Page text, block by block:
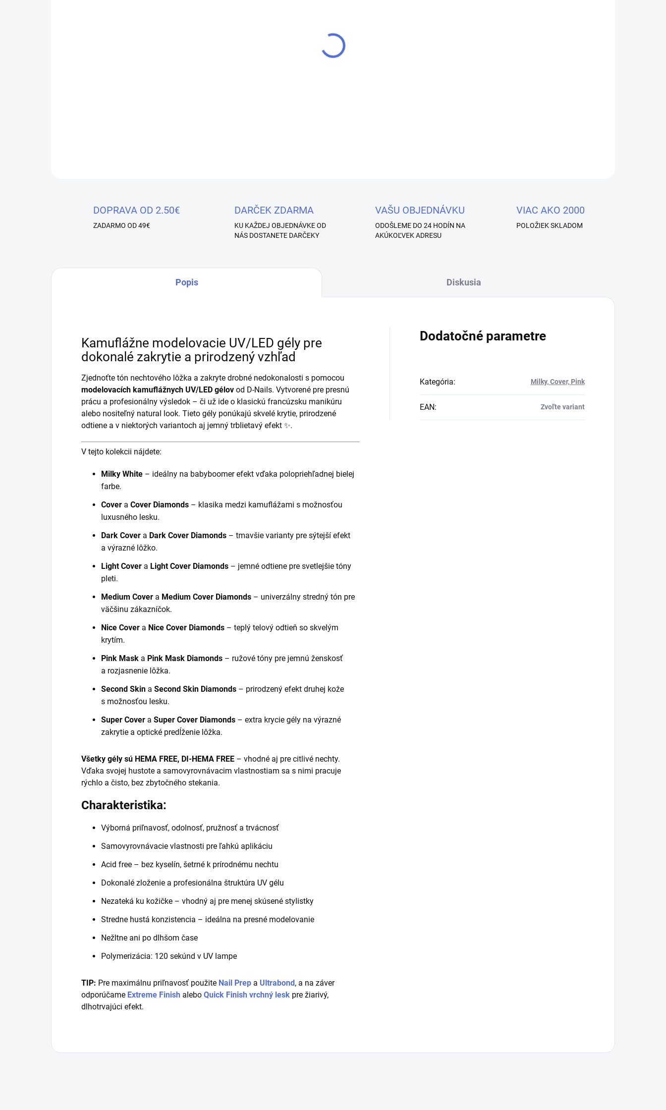
DOPRAVA OD 2.50€
ZADARMO OD 49€
DARČEK ZDARMA
KU KAŽDEJ OBJEDNÁVKE OD
NÁS DOSTANETE DARČEKY
VAŠU OBJEDNÁVKU
ODOŠLEME DO 24 HODÍN NA
AKÚKOĽVEK ADRESU
VIAC AKO 2000
POLOŽIEK SKLADOM
Popis Diskusia
Kamuflážne modelovacie UV/LED gély pre
dokonalé zakrytie a prirodzený vzhľad
Zjednoťte tón nechtového lôžka a zakryte drobné nedokonalosti s pomocou
modelovacích kamuflážnych UV/LED gélov od D-Nails. Vytvorené pre presnú
prácu a profesionálny výsledok – či už ide o klasickú francúzsku manikúru
alebo nositeľný natural look. Tieto gély ponúkajú skvelé krytie, prirodzené
odtiene a v niektorých variantoch aj jemný trblietavý efekt ✨.
V tejto kolekcii nájdete:
Milky White – ideálny na babyboomer efekt vďaka polopriehľadnej bielej
farbe.
Cover a Cover Diamonds – klasika medzi kamuflážami s možnosťou
luxusného lesku.
Dark Cover a Dark Cover Diamonds – tmavšie varianty pre sýtejší efekt
a výrazné lôžko.
Light Cover a Light Cover Diamonds – jemné odtiene pre svetlejšie tóny
pleti.
Medium Cover a Medium Cover Diamonds – univerzálny stredný tón pre
väčšinu zákazníčok.
Nice Cover a Nice Cover Diamonds – teplý telový odtieň so skvelým
krytím.
Pink Mask a Pink Mask Diamonds – ružové tóny pre jemnú ženskosť
a rozjasnenie lôžka.
Second Skin a Second Skin Diamonds – prirodzený efekt druhej kože
s možnosťou lesku.
Super Cover a Super Cover Diamonds – extra krycie gély na výrazné
zakrytie a optické predĺženie lôžka.
Všetky gély sú HEMA FREE, DI-HEMA FREE – vhodné aj pre citlivé nechty.
Vďaka svojej hustote a samovyrovnávacim vlastnostiam sa s nimi pracuje
rýchlo a čisto, bez zbytočného stekania.
Charakteristika:
Výborná priľnavosť, odolnosť, pružnosť a trvácnosť
Samovyrovnávacie vlastnosti pre ľahkú aplikáciu
Acid free – bez kyselín, šetrné k prírodnému nechtu
Dokonalé zloženie a profesionálna štruktúra UV gélu
Nezateká ku kožičke – vhodný aj pre menej skúsené stylistky
Stredne hustá konzistencia – ideálna na presné modelovanie
Nežltne ani po dlhšom čase
Polymerizácia: 120 sekúnd v UV lampe
TIP: Pre maximálnu priľnavosť použite Nail Prep a Ultrabond, a na záver
odporúčame Extreme Finish alebo Quick Finish vrchný lesk pre žiarivý,
dlhotrvajúci efekt.
Dodatočné parametre
Kategória: Milky, Cover, Pink
EAN: Zvoľte variant